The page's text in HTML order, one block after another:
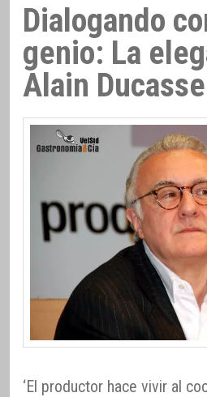
Dialogando
genio: La
Alain Ducasse
‘El productor hace vivir al